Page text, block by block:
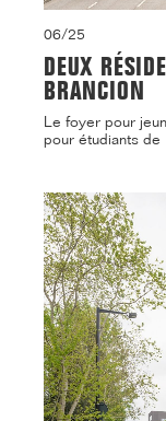
06/25
DEUX
BRANCION
Le foyer pour
pour étudiants